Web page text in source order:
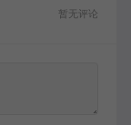
暂无评论